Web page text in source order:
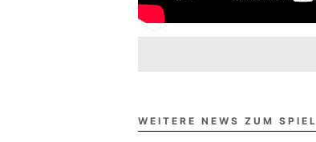
WEITERE NEWS ZUM SPIEL